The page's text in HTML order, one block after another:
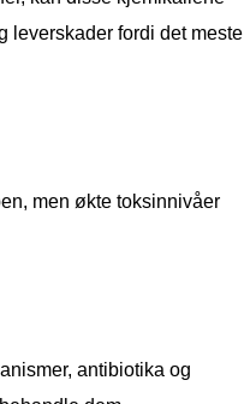
leverskader fordi det meste
men økte toksinnivåer
antibiotika og